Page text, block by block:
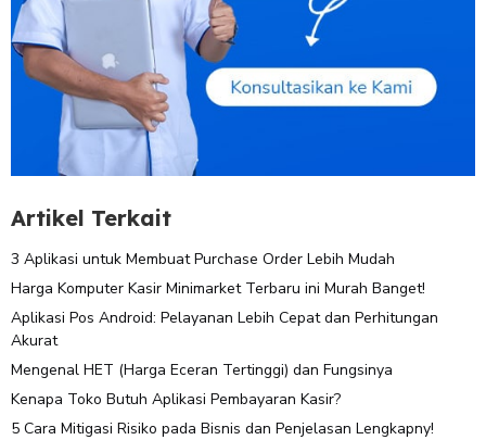
Artikel Terkait
3 Aplikasi untuk Membuat Purchase Order Lebih Mudah
Harga Komputer Kasir Minimarket Terbaru ini Murah Banget!
Aplikasi Pos Android: Pelayanan Lebih Cepat dan Perhitungan
Akurat
Mengenal HET (Harga Eceran Tertinggi) dan Fungsinya
Kenapa Toko Butuh Aplikasi Pembayaran Kasir?
5 Cara Mitigasi Risiko pada Bisnis dan Penjelasan Lengkapny!